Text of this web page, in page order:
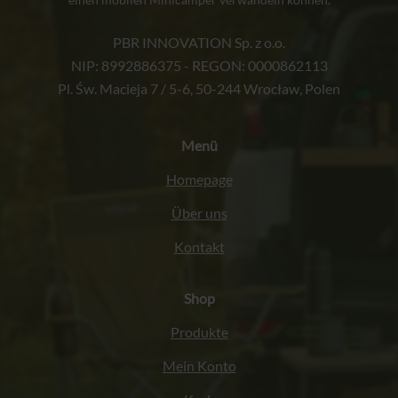
PBR INNOVATION Sp. z o.o.
NIP: 8992886375 - REGON: 0000862113
Pl. Św. Macieja 7 / 5-6, 50-244 Wrocław, Polen
Menü
Homepage
Über uns
Kontakt
Shop
Produkte
Mein Konto